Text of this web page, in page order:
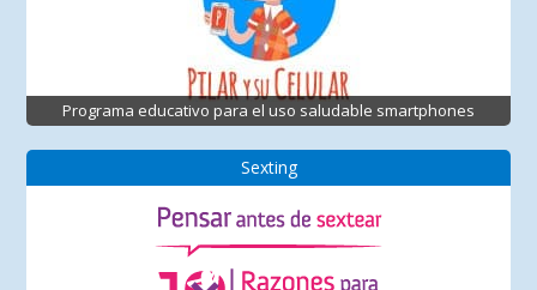
Programa educativo para el uso saludable smartphones
Sexting